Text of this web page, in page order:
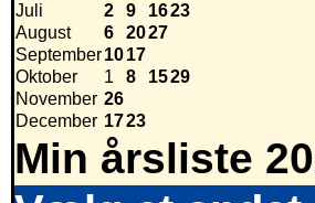
Juli
2 9 1623
August
6 2027
September1017
Oktober
1 8 1529
November 26
December 1723
Min årsliste